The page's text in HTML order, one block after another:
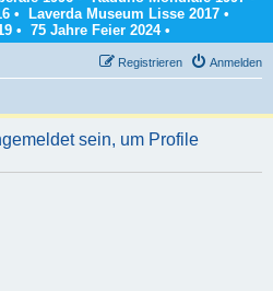
• Laverda Museum Lisse 2017 •
• 75 Jahre Feier 2024•
Anmelden
Registrieren
sein, um Profile